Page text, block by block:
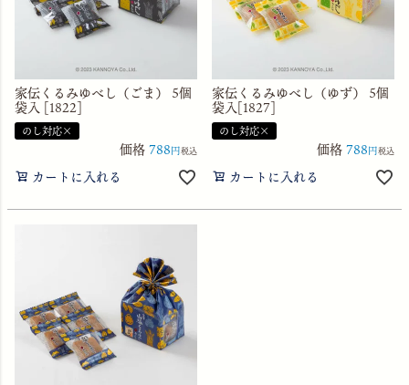
家伝くるみゆべし（ごま） 5個
袋入 [1822]
のし対応×
価格788 税込
カートに入れる
家伝くるみゆべし（ゆず） 5個
袋入[1827]
のし対応×
価格788 税込
カートに入れる